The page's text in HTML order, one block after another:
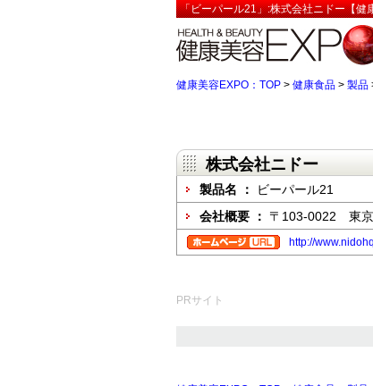
「ビーパール21」:株式会社ニドー【健
健康美容EXPO：TOP > 健康食品 > 製品
株式会社ニドー
製品名 ：
ビーパール21
会社概要 ： 〒103-0022 東京
http://
PRサイト